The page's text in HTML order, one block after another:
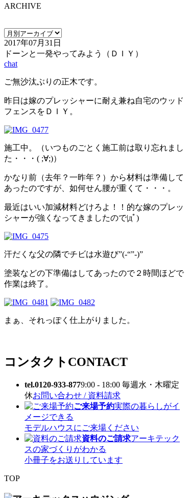
ARCHIVE
2017年07月31日
ドーンと一発やってみよう（ＤＩＹ）
chat
ご無沙汰ぶりの正木です。
昨日は嫁のプレッシャーに耐え兼ね自宅のウッド
フェンスをＤＩＹ。
施工中。（いつものごとく施工前は取り忘れまし
た・・・( ;∀;)）
かなり前（去年？一昨年？）から材料は準備して
あったのですが、如何せん腰が重くて・・・。
最近はいい加減材料どけろよ！！的な嫁のプレッ
シャーが強くなってきましたので|дﾟ)
汗だくな父の隣でチビは水遊び”(-“”-)”
塗装などの下準備はしてあったので２時間ほどで
作業は終了。
まぁ、それっぽく仕上がりました。
コンタクト CONTACT
tel.0120-933-8779:00 - 18:00 毎週水・木曜定
休お問い合わせ / 資料請求
ご来場予約実際の暮らしがイ
メージできる
モデルハウスにご来場ください
資料のご請求アーキテック
スの家づくりがわかる
小冊子をお送りしています
TOP